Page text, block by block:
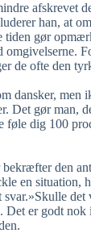
afskrevet
han, at
gør
de ofte den
dansker, men
Det gør man,
dig 100
den
en situation,
er godt nok